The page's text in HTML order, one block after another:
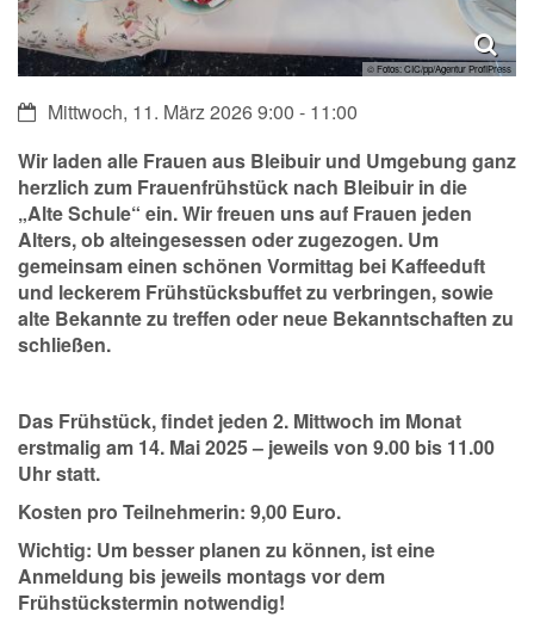
© Fotos: CIC/pp/Agentur ProfiPress
Datum:Mittwoch, 11. März 2026 9:00 - 11:00
Wir laden alle Frauen aus Bleibuir und Umgebung ganz
herzlich zum Frauenfrühstück nach Bleibuir in die
„Alte Schule“ ein. Wir freuen uns auf Frauen jeden
Alters, ob alteingesessen oder zugezogen. Um
gemeinsam einen schönen Vormittag bei Kaffeeduft
und leckerem Frühstücksbuffet zu verbringen, sowie
alte Bekannte zu treffen oder neue Bekanntschaften zu
schließen.
Das Frühstück, findet jeden 2. Mittwoch im Monat
erstmalig am 14. Mai 2025 – jeweils von 9.00 bis 11.00
Uhr statt.
Kosten pro Teilnehmerin: 9,00 Euro.
Wichtig: Um besser planen zu können, ist eine
Anmeldung bis jeweils montags vor dem
Frühstückstermin notwendig!